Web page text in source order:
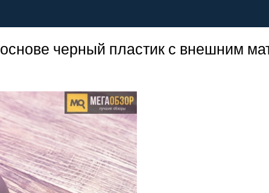
черный пластик с внешним